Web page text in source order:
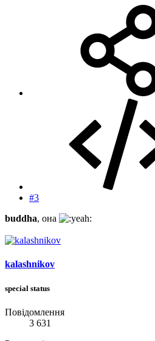
#3
buddha, она
kalashnikov
special status
Повідомлення
3 631